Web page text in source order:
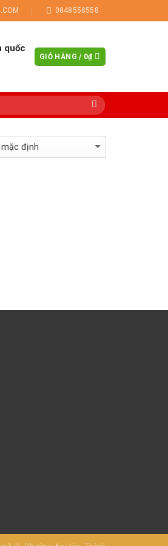
0848558558
quốc
GIỎ HÀNG / 0₫